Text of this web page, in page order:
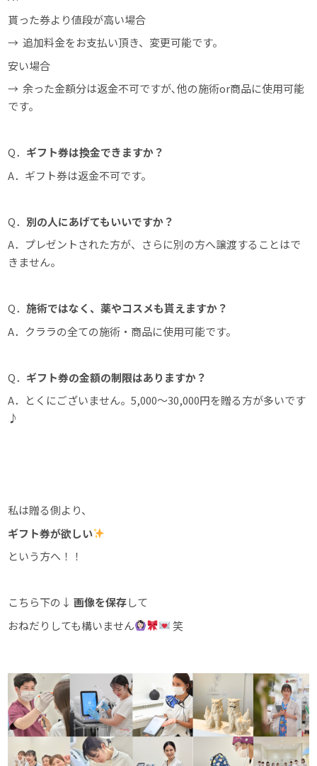
貰った券より値段が高い場合
→ 追加料金をお支払い頂き、変更可能です。
安い場合
→ 余った金額分は返金不可ですが､他の施術or商品に使用可能
です。
Q． ギフト券は換金できますか？
A．ギフト券は返金不可です。
Q． 別の人にあげてもいいですか？
A．プレゼントされた方が、さらに別の方へ譲渡することはで
きません。
Q．施術ではなく、薬やコスメも貰えますか？
A．クララの全ての施術・商品に使用可能です。
Q． ギフト券の金額の制限はありますか？
A．とくにございません。5,000〜30,000円を贈る方が多いです
♪
私は贈る側より、
ギフト券が欲しい
という方へ！！
こちら下の↓画像を保存して
おねだりしても構いません
笑